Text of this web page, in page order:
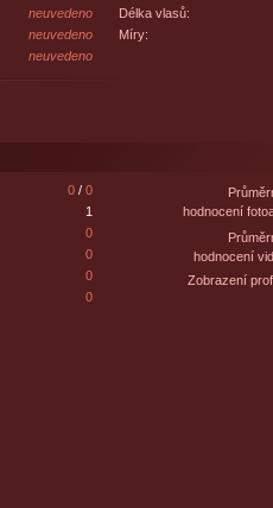
neuvedeno
neuvedeno
neuvedeno
Délka vlasů:
Míry:
0/ 0
1
0
0
0
0
hodnocení
hodnocení
Zobrazení